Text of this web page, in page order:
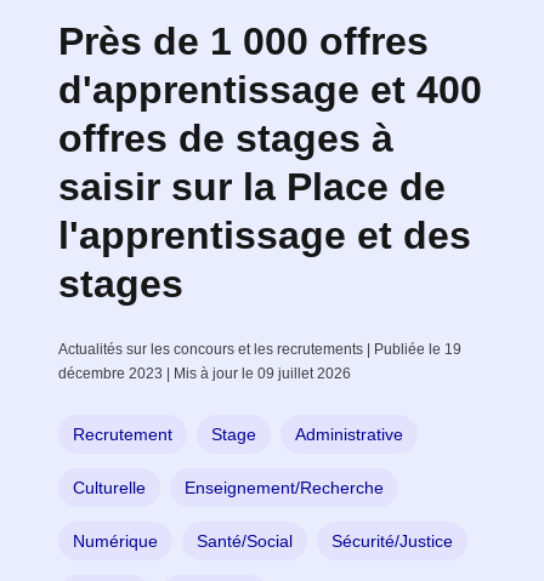
Près de 1 000 offres
d'apprentissage et 400
offres de stages à
saisir sur la Place de
l'apprentissage et des
stages
Actualités sur les concours et les recrutements | Publiée le 19
décembre 2023 | Mis à jour le 09 juillet 2026
Recrutement Stage Administrative
Culturelle Enseignement/Recherche
Numérique Santé/Social Sécurité/Justice